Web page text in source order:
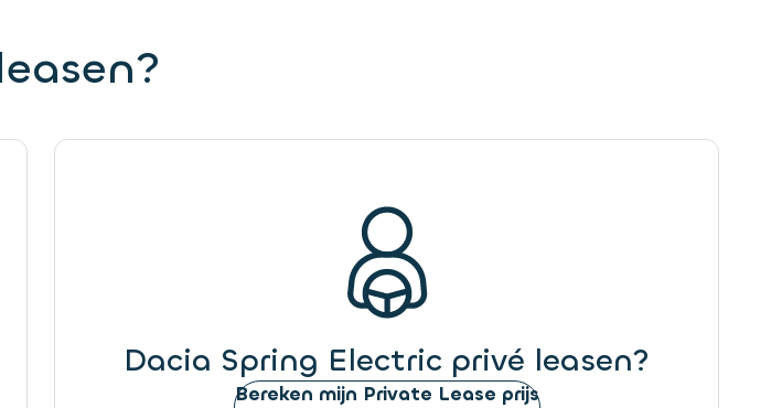
Dacia Spring Electric privé leasen?
Bereken mijn Private Lease prijs